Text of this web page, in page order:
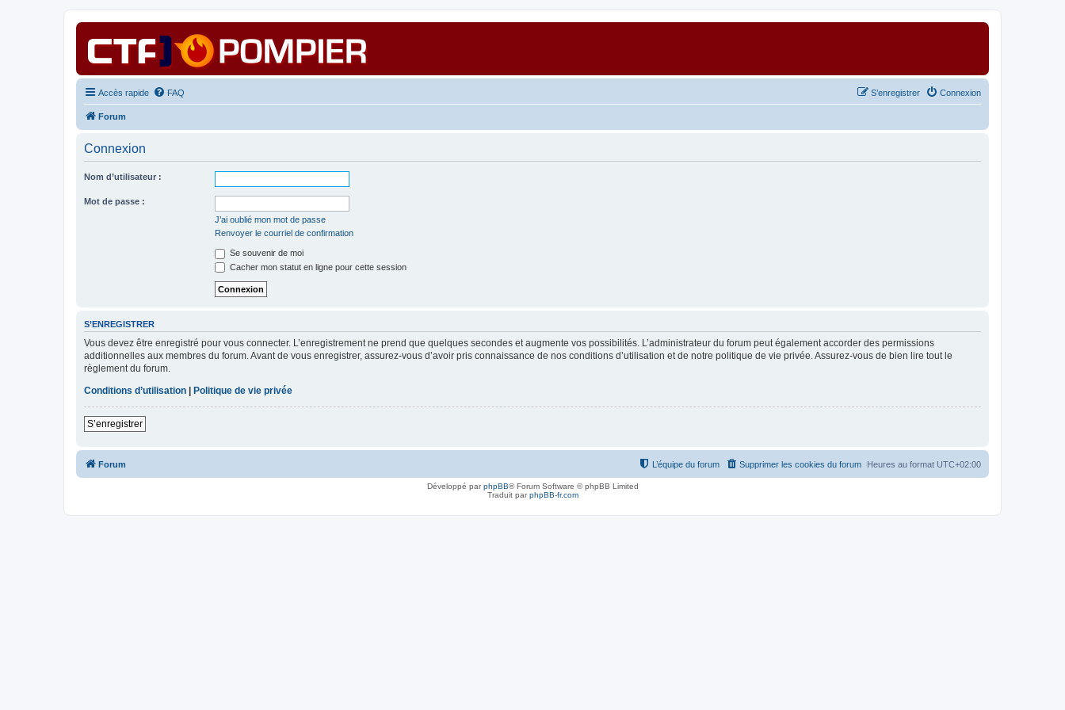
Accès rapide FAQ Connexion
S’enregistrer
Forum
Connexion
Nom d’utilisateur :
Mot de passe :
J’ai oublié mon mot de passe
Renvoyer le courriel de confirmation
Se souvenir de moi
Cacher mon statut en ligne pour cette session
S’ENREGISTRER
Vous devez être enregistré pour vous connecter. L’enregistrement ne prend que quelques secondes et augmente vos possibilités. L’administrateur du forum peut également accorder des permissions
additionnelles aux membres du forum. Avant de vous enregistrer, assurez-vous d’avoir pris connaissance de nos conditions d’utilisation et de notre politique de vie privée. Assurez-vous de bien lire tout le
règlement du forum.
Conditions d’utilisation | Politique de vie privée
S’enregistrer
Forum Heures au format UTC+02:00
Supprimer les cookies du forum
L’équipe du forum
Développé parphpBB® Forum Software © phpBB Limited
Traduit parphpBB-fr.com